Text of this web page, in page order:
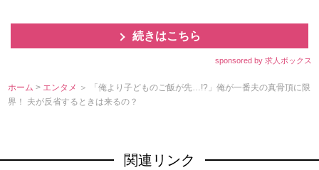
続きはこちら
sponsored by 求人ボックス
ホーム > エンタメ ＞ 「俺より子どものご飯が先…!?」俺が一番夫の真骨頂に限
界！ 夫が反省するときは来るの？
関連リンク